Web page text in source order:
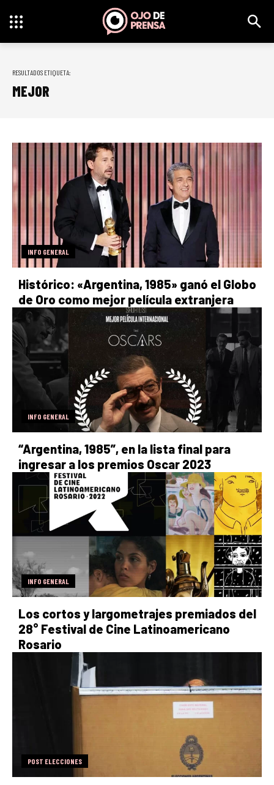
RESULTADOS ETIQUETA:
MEJOR
INFO GENERAL
Histórico: «Argentina, 1985» ganó el Globo
de Oro como mejor película extranjera
INFO GENERAL
“Argentina, 1985”, en la lista final para
ingresar a los premios Oscar 2023
INFO GENERAL
Los cortos y largometrajes premiados del
28° Festival de Cine Latinoamericano
Rosario
POST ELECCIONES